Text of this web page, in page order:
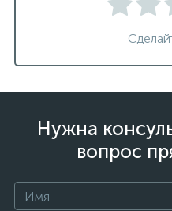
Нужна
вопрос